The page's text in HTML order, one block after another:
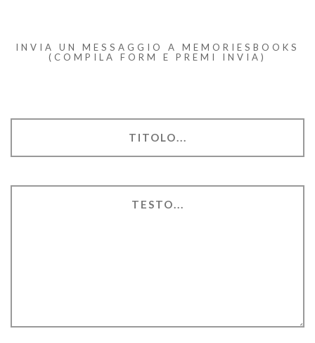
INVIA UN MESSAGGIO A MEMORIESBOOKS
(COMPILA FORM E PREMI INVIA)